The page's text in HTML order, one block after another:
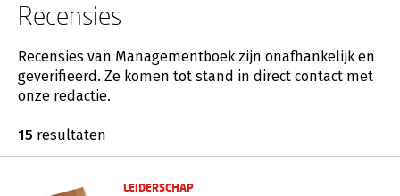
Recensies
Recensies van Managementboek zijn onafhankelijk en
geverifieerd. Ze komen tot stand in direct contact met
onze redactie.
15 resultaten
LEIDERSCHAP